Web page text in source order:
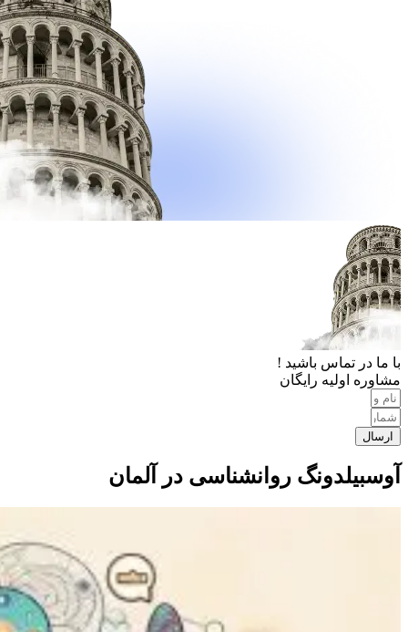
با ما در تماس باشید !
مشاوره اولیه رایگان
ارسال
آوسبیلدونگ روانشناسی در آلمان